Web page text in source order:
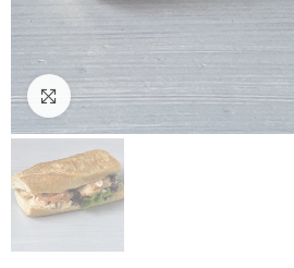
Klik for at forstørre